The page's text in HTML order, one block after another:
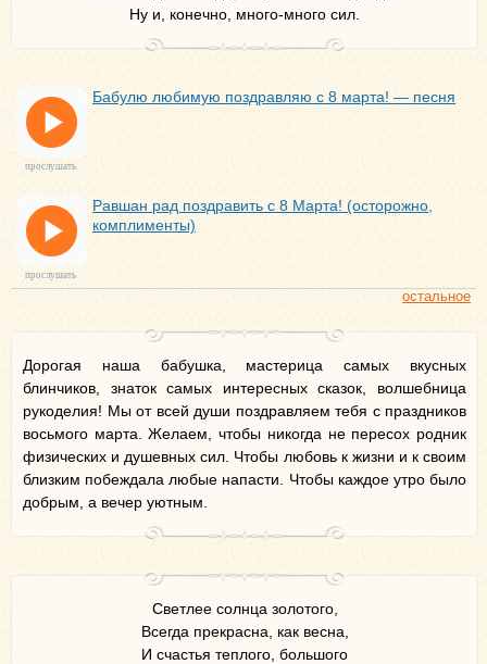
Ну и, конечно, много-много сил.
Бабулю любимую поздравляю с 8 марта! — песня
прослушать
Равшан рад поздравить с 8 Марта! (осторожно,
комплименты)
прослушать
остальное
Дорогая наша бабушка, мастерица самых вкусных
блинчиков, знаток самых интересных сказок, волшебница
рукоделия! Мы от всей души поздравляем тебя с праздников
восьмого марта. Желаем, чтобы никогда не пересох родник
физических и душевных сил. Чтобы любовь к жизни и к своим
близким побеждала любые напасти. Чтобы каждое утро было
добрым, а вечер уютным.
Светлее солнца золотого,
Всегда прекрасна, как весна,
И счастья теплого, большого